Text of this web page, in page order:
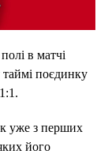
в матчі
поєдинку
уже з перших
його